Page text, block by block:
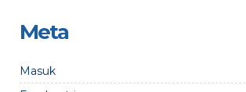
Meta
Masuk